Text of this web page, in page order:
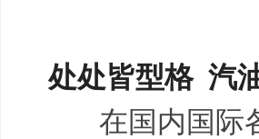
处处皆型格汽
在国内国际各